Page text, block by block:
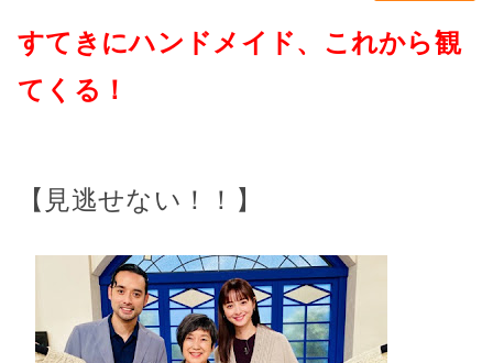
すてきにハンドメイド、これから観
てくる！
【見逃せない！！】